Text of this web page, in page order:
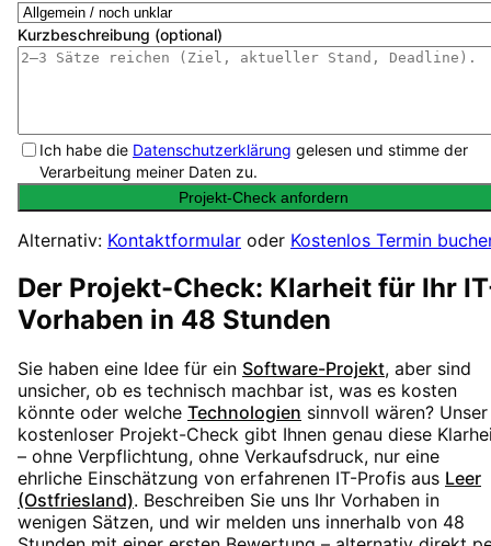
Kurzbeschreibung (optional)
Ich habe die Datenschutzerklärung gelesen und stimme der
Verarbeitung meiner Daten zu.
Projekt-Check anfordern
Alternativ: Kontaktformular oder Kostenlos Termin
Der Projekt-Check: Klarheit für Ihr
Vorhaben in 48 Stunden
Sie haben eine Idee für ein Software-Projekt, aber sind
unsicher, ob es technisch machbar ist, was es kosten
könnte oder welche Technologien sinnvoll wären? Unser
kostenloser Projekt-Check gibt Ihnen genau diese
– ohne Verpflichtung, ohne Verkaufsdruck, nur eine
ehrliche Einschätzung von erfahrenen IT-Profis aus Leer
(Ostfriesland). Beschreiben Sie uns Ihr Vorhaben in
wenigen Sätzen, und wir melden uns innerhalb von 48